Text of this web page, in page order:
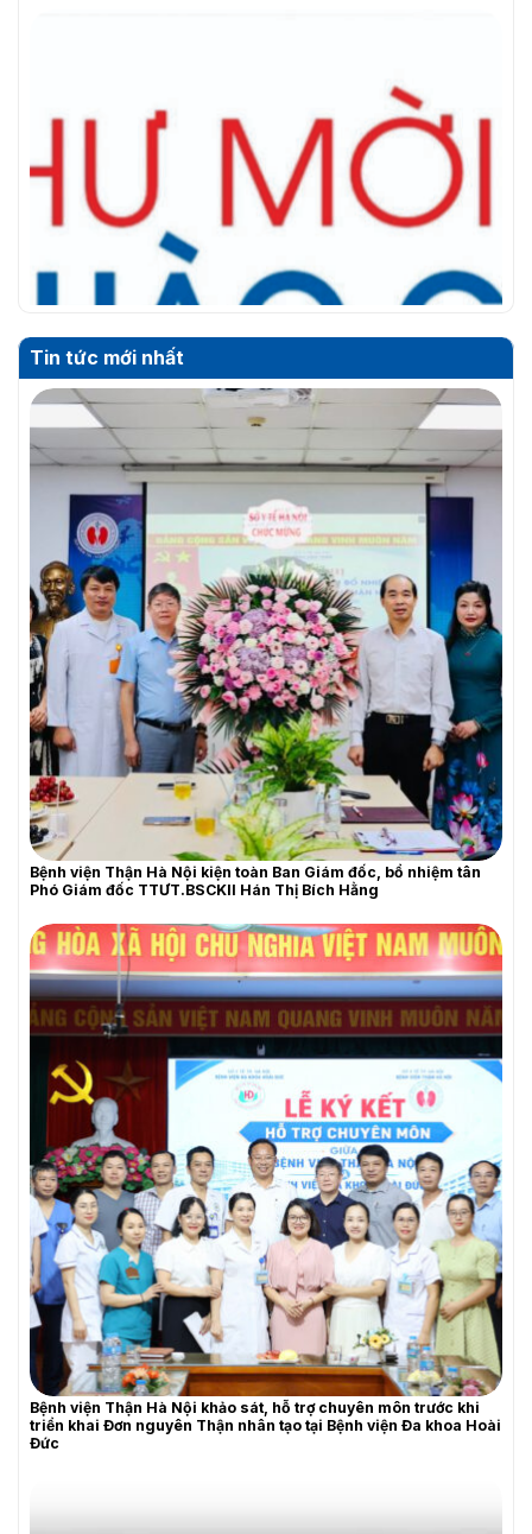
THƯ MỜI
THƯ MỜI BÁO GIÁ
Tin tức mới nhất
Bệnh viện Thận Hà Nội kiện toàn Ban Giám đốc, bổ nhiệm tân
Phó Giám đốc TTƯT.BSCKII Hán Thị Bích Hằng
Bệnh viện Thận Hà Nội khảo sát, hỗ trợ chuyên môn trước khi
triển khai Đơn nguyên Thận nhân tạo tại Bệnh viện Đa khoa Hoài
Đức